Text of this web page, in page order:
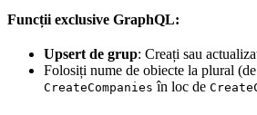
Funcții exclusive GraphQL:
Upsert de grup: Creați sau
Folosiți nume de obiecte la plural
CreateCompanies în loc de